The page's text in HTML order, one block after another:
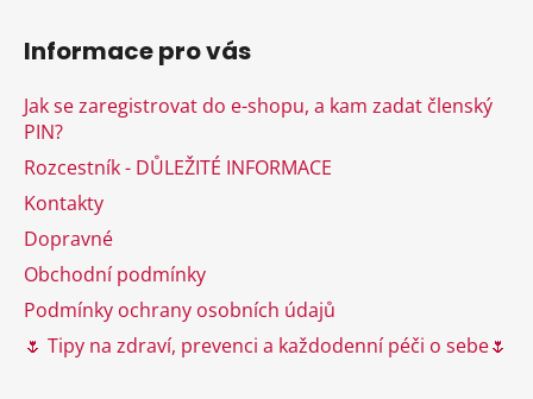
Informace pro vás
Jak se zaregistrovat do e-shopu, a kam zadat členský
PIN?
Rozcestník - DŮLEŽITÉ INFORMACE
Kontakty
Dopravné
Obchodní podmínky
Podmínky ochrany osobních údajů
🌷 Tipy na zdraví, prevenci a každodenní péči o sebe🌷